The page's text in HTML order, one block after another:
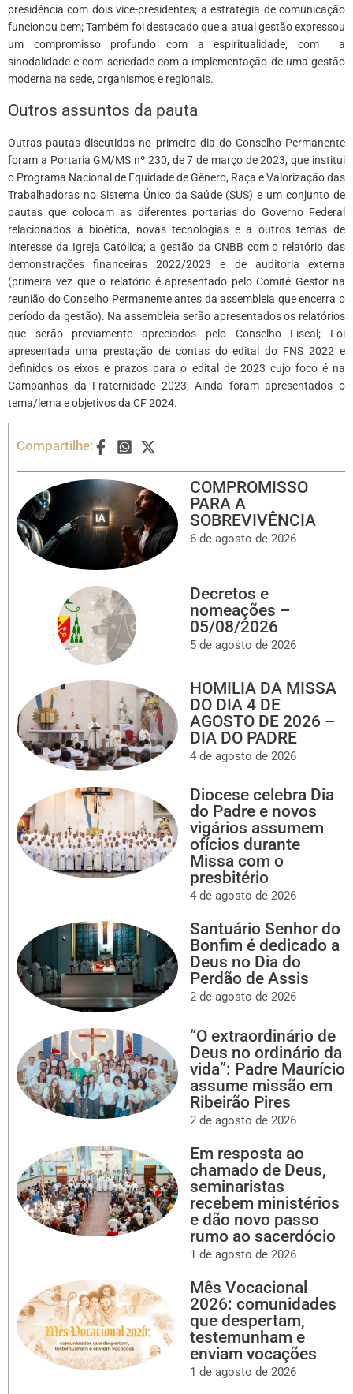
presidência com dois vice-presidentes; a estratégia de comunicação
funcionou bem; Também foi destacado que a atual gestão expressou
um compromisso profundo com a espiritualidade, com a
sinodalidade e com seriedade com a implementação de uma gestão
moderna na sede, organismos e regionais.
Outros assuntos da pauta
Outras pautas discutidas no primeiro dia do Conselho Permanente
foram a Portaria GM/MS nº 230, de 7 de março de 2023, que institui
o Programa Nacional de Equidade de Gênero, Raça e Valorização das
Trabalhadoras no Sistema Único da Saúde (SUS) e um conjunto de
pautas que colocam as diferentes portarias do Governo Federal
relacionados à bioética, novas tecnologias e a outros temas de
interesse da Igreja Católica; a gestão da CNBB com o relatório das
demonstrações financeiras 2022/2023 e de auditoria externa
(primeira vez que o relatório é apresentado pelo Comitê Gestor na
reunião do Conselho Permanente antes da assembleia que encerra o
período da gestão). Na assembleia serão apresentados os relatórios
que serão previamente apreciados pelo Conselho Fiscal; Foi
apresentada uma prestação de contas do edital do FNS 2022 e
definidos os eixos e prazos para o edital de 2023 cujo foco é na
Campanhas da Fraternidade 2023; Ainda foram apresentados o
tema/lema e objetivos da CF 2024.
Compartilhe:
COMPROMISSO
PARA A
SOBREVIVÊNCIA
6 de agosto de 2026
Decretos e
nomeações –
05/08/2026
5 de agosto de 2026
HOMILIA DA MISSA
DO DIA 4 DE
AGOSTO DE 2026 –
DIA DO PADRE
4 de agosto de 2026
Diocese celebra Dia
do Padre e novos
vigários assumem
ofícios durante
Missa com o
presbitério
4 de agosto de 2026
Santuário Senhor do
Bonfim é dedicado a
Deus no Dia do
Perdão de Assis
2 de agosto de 2026
“O extraordinário de
Deus no ordinário da
vida”: Padre Maurício
assume missão em
Ribeirão Pires
2 de agosto de 2026
Em resposta ao
chamado de Deus,
seminaristas
recebem ministérios
e dão novo passo
rumo ao sacerdócio
1 de agosto de 2026
Mês Vocacional
2026: comunidades
que despertam,
testemunham e
enviam vocações
1 de agosto de 2026